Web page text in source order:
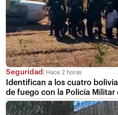
Seguridad Hace 2 horas
Identifican a los cuatro
de fuego con la Policía Militar